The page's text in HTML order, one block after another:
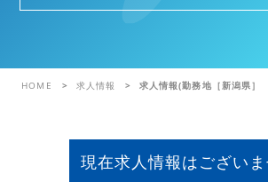
HOME 求人情報 求人情報(勤務地［新潟県
現在求人情報はございま